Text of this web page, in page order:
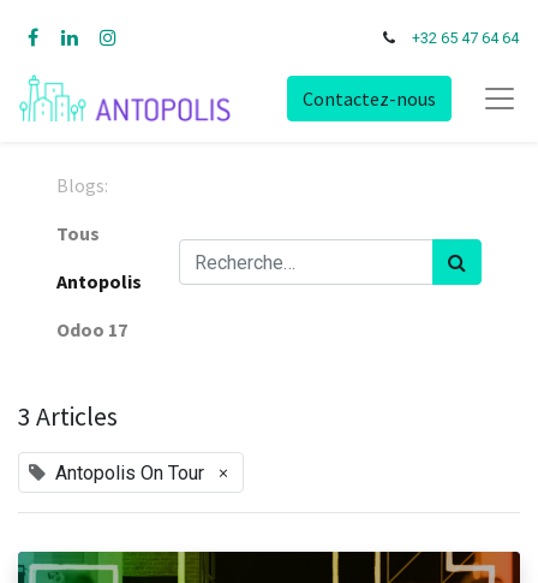
+32 65 47 64 64
Contactez-nous
Blogs:
Tous
Antopolis
Odoo 17
3 Articles
Antopolis On Tour ×